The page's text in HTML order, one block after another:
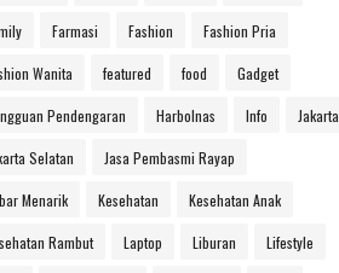
Farmasi Fashion Fashion Pria
Wanita featured food Gadget
Pendengaran Harbolnas Info Jakarta
Selatan Jasa Pembasmi Rayap
Menarik Kesehatan Kesehatan Anak
Rambut Laptop Liburan Lifestyle